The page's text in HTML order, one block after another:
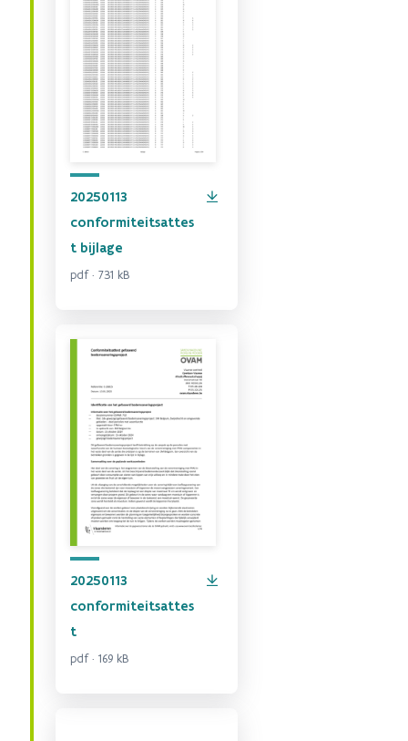
20250113
conformiteitsattes
t bijlage
pdf · 731 kB
20250113
conformiteitsattes
t
pdf · 169 kB